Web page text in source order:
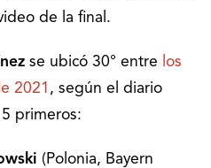
de la final.
se ubicó 30° entre los
2021 , según el diario
5 primeros:
(Polonia, Bayern